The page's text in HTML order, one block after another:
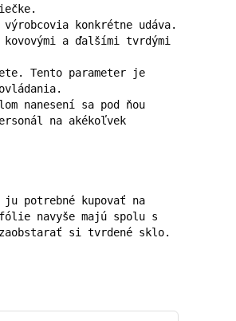
konkrétne udáva.
kovovými a ďalšími tvrdými
Tento parameter je
nanesení sa pod ňou
na akékoľvek
potrebné kupovať na
navyše majú spolu s
si tvrdené sklo.